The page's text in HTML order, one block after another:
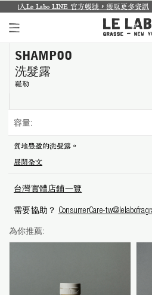
個人香氛系列
室內香氛系列
別緻小物
探索體驗裝
關於我們
官方帳號，獲取更多資訊
SHAMPOO
洗髮露
羅勒
容量:
質地豐盈的洗髮露。
展開全文
台灣實體店鋪一覽
需要協助？ ConsumerCare-
為你推薦: